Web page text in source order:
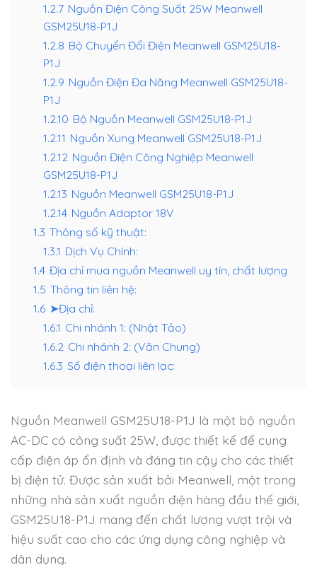
1.2.7 Nguồn Điện Công Suất 25W Meanwell
GSM25U18-P1J
1.2.8 Bộ Chuyển Đổi Điện Meanwell GSM25U18-
P1J
1.2.9 Nguồn Điện Đa Năng Meanwell GSM25U18-
P1J
1.2.10 Bộ Nguồn Meanwell GSM25U18-P1J
1.2.11 Nguồn Xung Meanwell GSM25U18-P1J
1.2.12 Nguồn Điện Công Nghiệp Meanwell
GSM25U18-P1J
1.2.13 Nguồn Meanwell GSM25U18-P1J
1.2.14 Nguồn Adaptor 18V
1.3 Thông số kỹ thuật:
1.3.1 Dịch Vụ Chính:
1.4 Địa chỉ mua nguồn Meanwell uy tín, chất lượng
1.5 Thông tin liên hệ:
1.6 ➤Địa chỉ:
1.6.1 Chi nhánh 1: (Nhật Tảo)
1.6.2 Chi nhánh 2: (Văn Chung)
1.6.3 Số điện thoại liên lạc:
Nguồn Meanwell GSM25U18-P1J là một bộ nguồn
AC-DC có công suất 25W, được thiết kế để cung
cấp điện áp ổn định và đáng tin cậy cho các thiết
bị điện tử. Được sản xuất bởi Meanwell, một trong
những nhà sản xuất nguồn điện hàng đầu thế giới,
GSM25U18-P1J mang đến chất lượng vượt trội và
hiệu suất cao cho các ứng dụng công nghiệp và
dân dụng.